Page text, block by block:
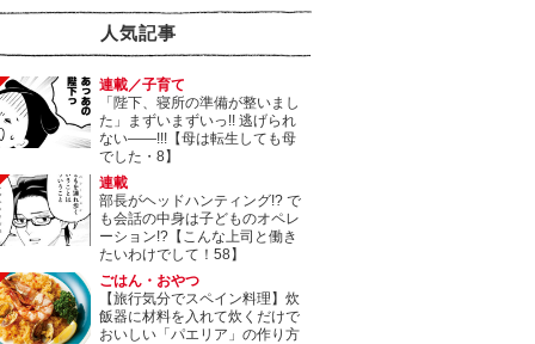
人気記事
連載／子育て
「陛下、寝所の準備が整いまし
た」まずいまずいっ!! 逃げられ
ない――!!!【母は転生しても母
でした・8】
連載
部長がヘッドハンティング!? で
も会話の中身は子どものオペレ
ーション!?【こんな上司と働き
たいわけでして！58】
ごはん・おやつ
【旅行気分でスペイン料理】炊
飯器に材料を入れて炊くだけで
おいしい「パエリア」の作り方